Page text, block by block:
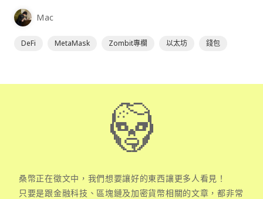
為插件使用，具備許多功能且使用上非常方便。
Mac
DeFi MetaMask Zombit專欄 以太坊 錢包
桑幣正在徵文中，我們想要讓好的東西讓更多人看見！
只要是跟金融科技、區塊鏈及加密貨幣相關的文章，都非常